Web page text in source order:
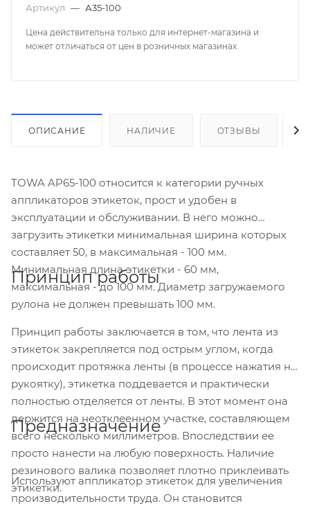
Артикул — А35-100
Цена действительна только для интернет-магазина и
может отличаться от цен в розничных магазинах
ОПИСАНИЕ НАЛИЧИЕ ОТЗЫВЫ
TOWA AP65-100 относится к категории ручных
аппликаторов этикеток, прост и удобен в
эксплуатации и обслуживании. В него можно
загрузить этикетки минимальная ширина которых
составляет 50, в максимальная - 100 мм.
Минимальная длина этикетки - 60 мм,
максимальная - до 100 мм. Диаметр загружаемого
рулона не должен превышать 100 мм.
Принцип работы
Принцип работы заключается в том, что лента из
этикеток закрепляется под острым углом, когда
происходит протяжка ленты (в процессе нажатия на
рукоятку), этикетка поддевается и практически
полностью отделяется от ленты. В этот момент она
держится на неотклеенном участке, составляющем
всего несколько миллиметров. Впоследствии ее
просто нанести на любую поверхность. Наличие
резинового валика позволяет плотно приклеивать
этикетки.
Предназначение
Используют аппликатор этикеток для увеличения
производительности труда. Он становится